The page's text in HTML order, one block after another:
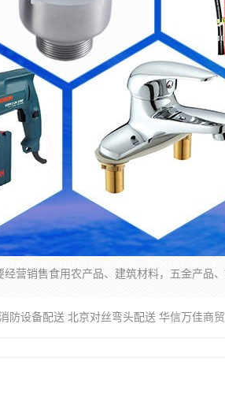
防设备配送 北京对丝弯头配送 华信万佳商贸